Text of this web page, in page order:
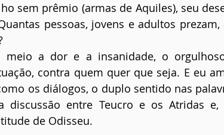
sem prêmio (armas de Aquiles), seu
pessoas, jovens e adultos
meio a dor e a insanidade, o
contra quem quer que seja. E eu
os diálogos, o duplo sentido nas
discussão entre Teucro e os Atridas
de Odisseu.